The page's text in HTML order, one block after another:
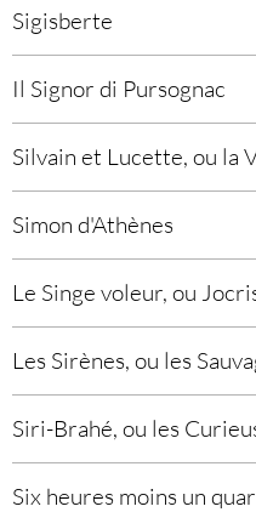
Sigisberte
Il Signor di Pursognac
Silvain et Lucette, ou la
Simon d'Athènes
Le Singe voleur, ou
Les Sirènes, ou les
Siri-Brahé, ou les
Six heures moins un